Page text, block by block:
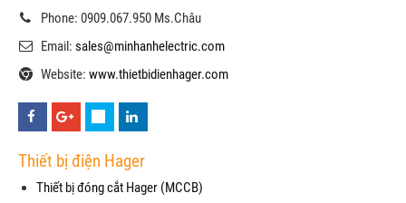
Phone: 0909.067.950 Ms.Châu
Email: sales@minhanhelectric.com
Website: www.thietbidienhager.com
Thiết bị điện Hager
Thiết bị đóng cắt Hager (MCCB)